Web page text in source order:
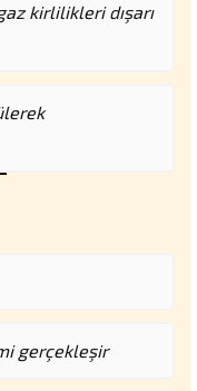
kirlilikleri dışarı
gerçekleşir